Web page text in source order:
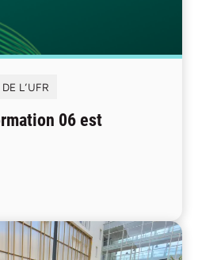
L’UFR
06 est